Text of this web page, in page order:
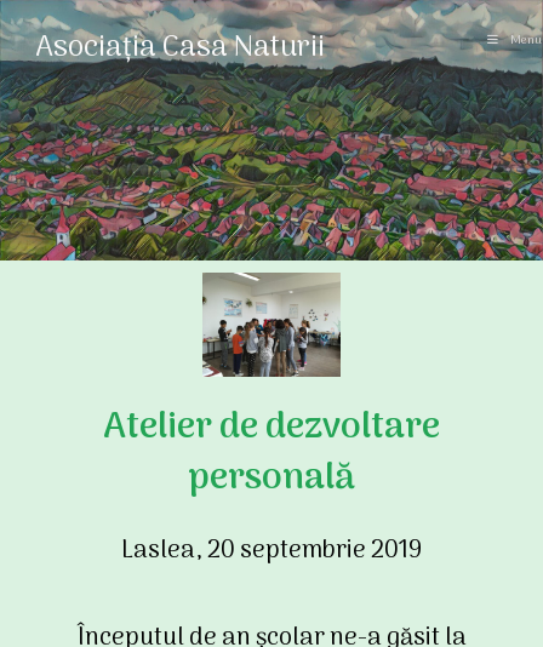
Asociația Casa Naturii Menu
Atelier de dezvoltare
personală
Laslea, 20 septembrie 2019
Începutul de an școlar ne-a găsit la